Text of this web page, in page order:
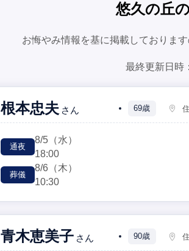
悠久の丘
お悔やみ情報を基に掲載しておりま
最終更新日時
根本忠夫 さん 69歳
通夜
8/5 （水）
18:00
葬儀
8/6 （木）
10:30
青木恵美子 さん 90歳